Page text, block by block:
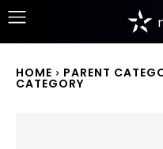
HOME PARENT
CATEGORY